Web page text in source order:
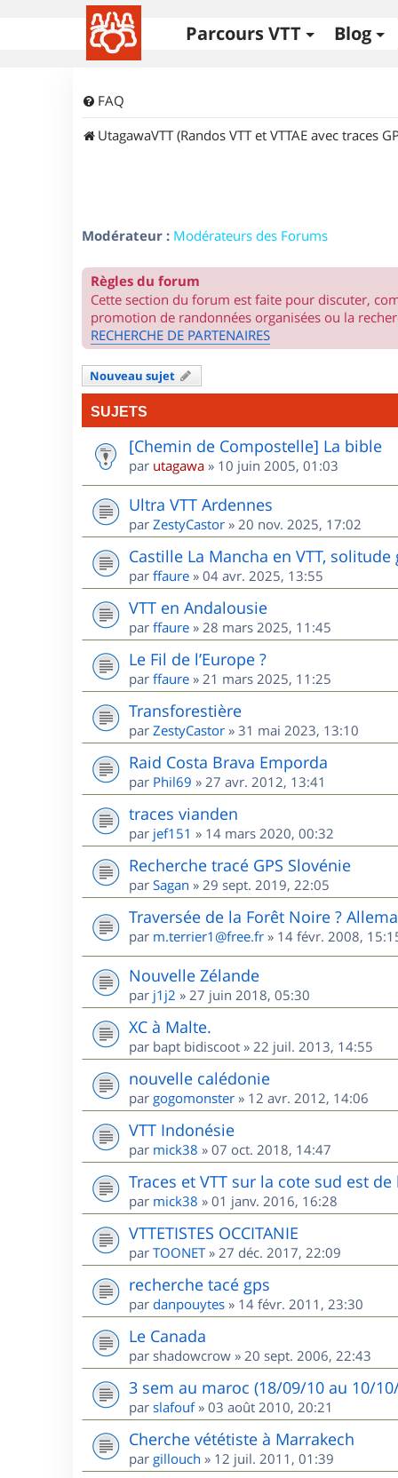
Parcours VTT Blog
FAQ
UtagawaVTT (Randos VTT et VTTAE avec traces
Modérateur : Modérateurs des Forums
Règles du forum
Cette section du forum est faite pour discuter,
promotion de randonnées organisées ou la
RECHERCHE DE PARTENAIRES
Nouveau sujet
SUJETS
[Chemin de Compostelle] La bible
par utagawa » 10 juin 2005, 01:03
Ultra VTT Ardennes
par ZestyCastor » 20 nov. 2025, 17:02
Castille La Mancha en VTT, solitude
par ffaure » 04 avr. 2025, 13:55
VTT en Andalousie
par ffaure » 28 mars 2025, 11:45
Le Fil de l’Europe ?
par ffaure » 21 mars 2025, 11:25
Transforestière
par ZestyCastor » 31 mai 2023, 13:10
Raid Costa Brava Emporda
par Phil69 » 27 avr. 2012, 13:41
traces vianden
par jef151 » 14 mars 2020, 00:32
Recherche tracé GPS Slovénie
par Sagan » 29 sept. 2019, 22:05
Traversée de la Forêt Noire ?
par m.terrier1@free.fr » 14 févr. 2008,
Nouvelle Zélande
par j1j2 » 27 juin 2018, 05:30
XC à Malte.
par bapt bidiscoot » 22 juil. 2013, 14:55
nouvelle calédonie
par gogomonster » 12 avr. 2012, 14:06
VTT Indonésie
par mick38 » 07 oct. 2018, 14:47
Traces et VTT sur la cote sud est de
par mick38 » 01 janv. 2016, 16:28
VTTETISTES OCCITANIE
par TOONET» 27 déc. 2017, 22:09
recherche tacé gps
par danpouytes » 14 févr. 2011, 23:30
Le Canada
par shadowcrow » 20 sept. 2006, 22:43
3 sem au maroc (18/09/10 au 10/
par slafouf» 03 août 2010, 20:21
Cherche vététiste à Marrakech
par gillouch » 12 juil. 2011, 01:39